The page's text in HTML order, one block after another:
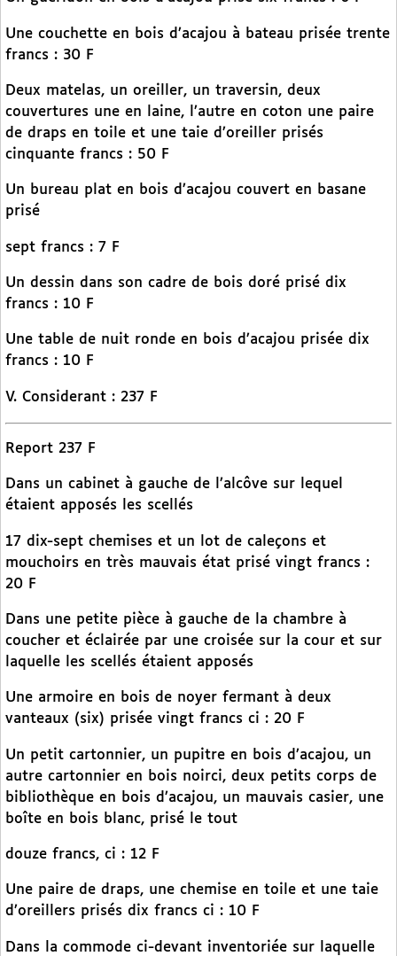
Une couchette en bois d’acajou à bateau prisée trente
francs : 30 F
Deux matelas, un oreiller, un traversin, deux
couvertures une en laine, l’autre en coton une paire
de draps en toile et une taie d’oreiller prisés
cinquante francs : 50 F
Un bureau plat en bois d’acajou couvert en basane
prisé
sept francs : 7 F
Un dessin dans son cadre de bois doré prisé dix
francs : 10 F
Une table de nuit ronde en bois d’acajou prisée dix
francs : 10 F
V. Considerant : 237 F
Report 237 F
Dans un cabinet à gauche de l’alcôve sur lequel
étaient apposés les scellés
17 dix-sept chemises et un lot de caleçons et
mouchoirs en très mauvais état prisé vingt francs :
20 F
Dans une petite pièce à gauche de la chambre à
coucher et éclairée par une croisée sur la cour et sur
laquelle les scellés étaient apposés
Une armoire en bois de noyer fermant à deux
vanteaux (six) prisée vingt francs ci : 20 F
Un petit cartonnier, un pupitre en bois d’acajou, un
autre cartonnier en bois noirci, deux petits corps de
bibliothèque en bois d’acajou, un mauvais casier, une
boîte en bois blanc, prisé le tout
douze francs, ci : 12 F
Une paire de draps, une chemise en toile et une taie
d’oreillers prisés dix francs ci : 10 F
Dans la commode ci-devant inventoriée sur laquelle